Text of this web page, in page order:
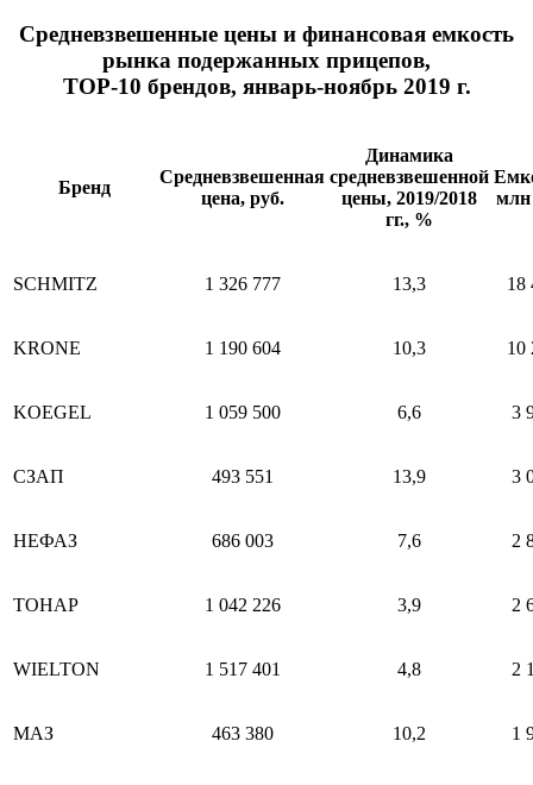
Средневзвешенные цены и финансовая емкость
рынка подержанных прицепов,
ТОР-10 брендов, январь-ноябрь 2019 г.
Бренд
Средневзвешенная
цена, руб.
Динамика
средневзвешенной
цены, 2019/2018
гг., %
млн
SCHMITZ 1 326 777 13,3 18
KRONE 1 190 604 10,3 10
KOEGEL 1 059 500 6,6 3
СЗАП 493 551 13,9 3
НЕФАЗ 686 003 7,6 2
ТОНАР 1 042 226 3,9 2
WIELTON 1 517 401 4,8 2
МАЗ 463 380 10,2 1